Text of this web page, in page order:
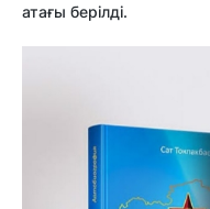
атағы берілді.